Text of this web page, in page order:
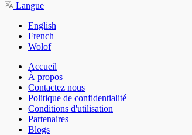
Langue
English
French
Wolof
Accueil
À propos
Contactez nous
Politique de confidentialité
Conditions d'utilisation
Partenaires
Blogs